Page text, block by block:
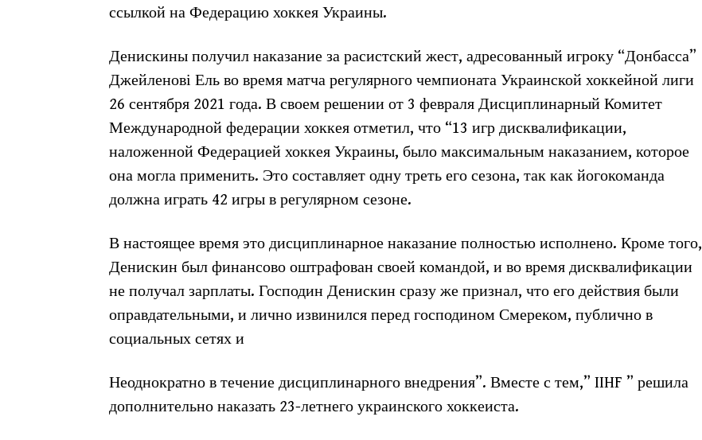
ссылкой на Федерацию хоккея Украины.
Денискины получил наказание за расистский жест, адресованный игроку “Донбасса”
Джейленові Ель во время матча регулярного чемпионата Украинской хоккейной лиги
26 сентября 2021 года. В своем решении от 3 февраля Дисциплинарный Комитет
Международной федерации хоккея отметил, что “13 игр дисквалификации,
наложенной Федерацией хоккея Украины, было максимальным наказанием, которое
она могла применить. Это составляет одну треть его сезона, так как йогокоманда
должна играть 42 игры в регулярном сезоне.
В настоящее время это дисциплинарное наказание полностью исполнено. Кроме того,
Денискин был финансово оштрафован своей командой, и во время дисквалификации
не получал зарплаты. Господин Денискин сразу же признал, что его действия были
оправдательными, и лично извинился перед господином Смереком, публично в
социальных сетях и
Неоднократно в течение дисциплинарного внедрения”. Вместе с тем,” IIHF ” решила
дополнительно наказать 23-летнего украинского хоккеиста.